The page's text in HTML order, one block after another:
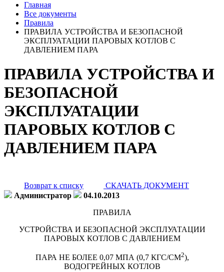
Главная
Все документы
Правила
ПРАВИЛА УСТРОЙСТВА И БЕЗОПАСНОЙ
ЭКСПЛУАТАЦИИ ПАРОВЫХ КОТЛОВ С
ДАВЛЕНИЕМ ПАРА
ПРАВИЛА УСТРОЙСТВА И
БЕЗОПАСНОЙ
ЭКСПЛУАТАЦИИ
ПАРОВЫХ КОТЛОВ С
ДАВЛЕНИЕМ ПАРА
Возврат к списку
СКАЧАТЬ ДОКУМЕНТ
Администратор
04.10.2013
ПРАВИЛА
УСТРОЙСТВА И БЕЗОПАСНОЙ ЭКСПЛУАТАЦИИ
ПАРОВЫХ КОТЛОВ С ДАВЛЕНИЕМ
ПАРА НЕ БОЛЕЕ 0,07 МПА (0,7 КГС/СМ2),
ВОДОГРЕЙНЫХ КОТЛОВ